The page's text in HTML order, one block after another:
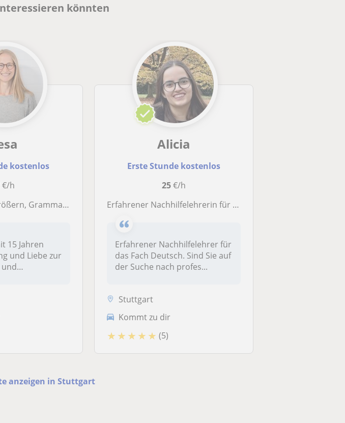
könnten
kostenlos
€/h
gut Deutsch sprechen? Das machen wir zusammen!
15 Jahren
und Liebe zur
Alicia
Erste Stunde kostenlos
25€/h
Erfahrener Nachhilfelehrerin für das Fach Deutsch
Erfahrener Nachhilfelehrer für
das Fach Deutsch. Sind Sie auf
der Suche nach profes...
Stuttgart
Kommt zu dir
★ ★ ★ ★ ★ (5)
anzeigen in Stuttgart